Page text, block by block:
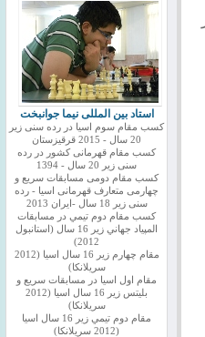
استاد بین المللی نیما جوانبخت
کسب مقام سوم اسیا در رده سنی زیر
20 سال - 2015 قرقیزستان
کسب مقام قهرمانی کشور در رده
سنی زیر 20 سال - 1394
کسب مقام دومی مسابقات سریع و
چهارمی متعارف قهرمانی اسیا - رده
سنی زیر 18 سال -ایران 2013
كسب مقام دوم تيمي در مسابقات
المپياد جهاني زير 16 سال (استانبول
2012)
مقام چهارم زير 16 سال اسيا (2012
سريلانكا)
مقام اول اسيا در مسابقات سريع و
بليتس زير 16 سال اسيا (2012
سريلانكا)
مقام دوم تيمي زير 16 سال اسيا
(2012 سريلانكا)